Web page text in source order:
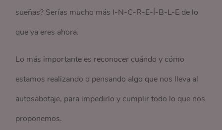
sueñas? Serías mucho más I-N-C-R-E-Í-B-L-E de lo
que ya eres ahora.
Lo más importante es reconocer cuándo y cómo
estamos realizando o pensando algo que nos lleva al
autosabotaje, para impedirlo y cumplir todo lo que nos
proponemos.